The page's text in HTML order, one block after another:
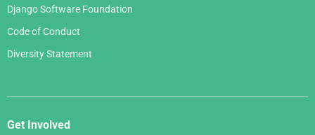
Django Software Foundation
Code of Conduct
Diversity Statement
Get Involved